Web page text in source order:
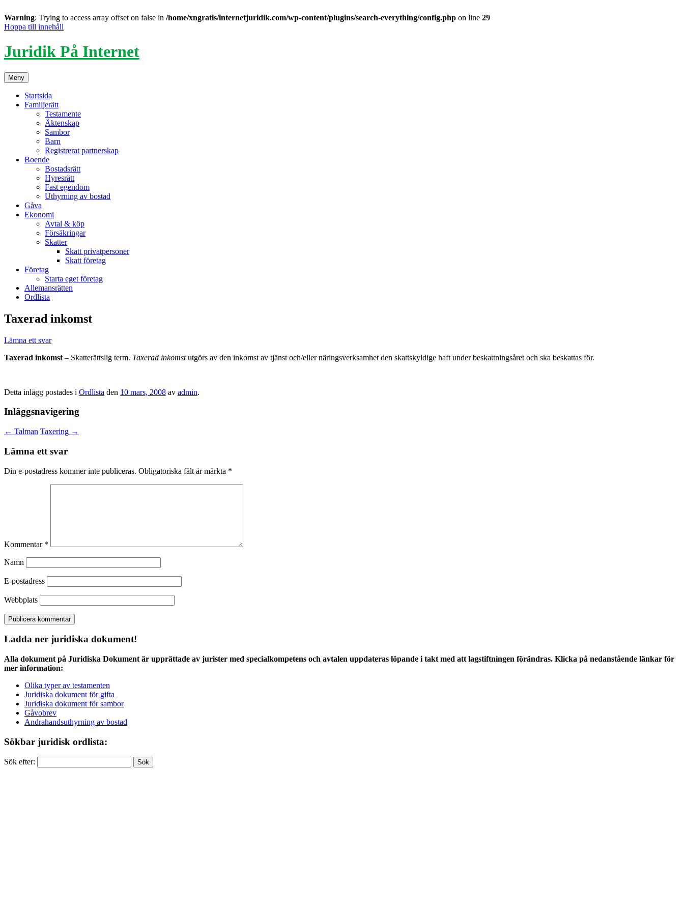
Warning: Trying to access array offset on false in /home/xngratis/internetjuridik.com/wp-content/plugins/search-everything/config.php on line 29
Hoppa till innehåll
Juridik På Internet
Meny
Startsida
Familjerätt
Testamente
Äktenskap
Sambor
Barn
Registrerat partnerskap
Boende
Bostadsrätt
Hyresrätt
Fast egendom
Uthyrning av bostad
Gåva
Ekonomi
Avtal & köp
Försäkringar
Skatter
Skatt privatpersoner
Skatt företag
Företag
Starta eget företag
Allemansrätten
Ordlista
Taxerad inkomst
Lämna ett svar
Taxerad inkomst – Skatterättslig term. Taxerad inkomstutgörs av den inkomst av tjänst och/eller näringsverksamhet den skattskyldige haft under beskattningsåret och ska beskattas för.
Detta inlägg postades i Ordlista den 10 mars, 2008 av admin.
Inläggsnavigering
← Talman Taxering →
Lämna ett svar
Din e-postadress kommer inte publiceras. Obligatoriska fält är märkta *
Kommentar *
Namn
E-postadress
Webbplats
Ladda ner juridiska dokument!
Alla dokument på Juridiska Dokument är upprättade av jurister med specialkompetens och avtalen uppdateras löpande i takt med att lagstiftningen förändras. Klicka på nedanstående länkar för
mer information:
Olika typer av testamenten
Juridiska dokument för gifta
Juridiska dokument för sambor
Gåvobrev
Andrahandsuthyrning av bostad
Sökbar juridisk ordlista:
Sök efter: